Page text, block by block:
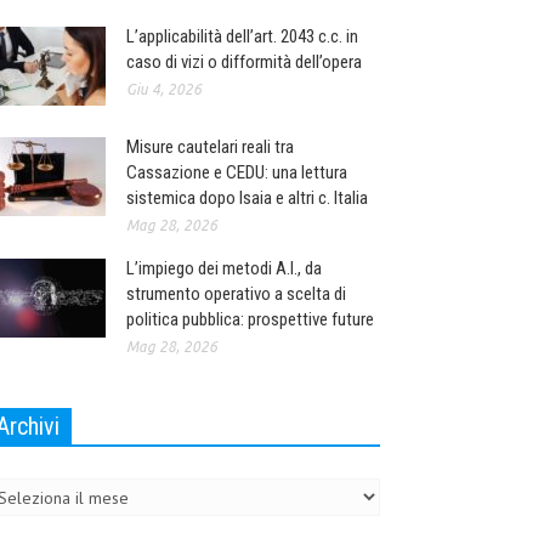
L’applicabilità dell’art. 2043 c.c. in
caso di vizi o difformità dell’opera
Giu 4, 2026
Misure cautelari reali tra
Cassazione e CEDU: una lettura
sistemica dopo Isaia e altri c. Italia
Mag 28, 2026
L’impiego dei metodi A.I., da
strumento operativo a scelta di
politica pubblica: prospettive future
Mag 28, 2026